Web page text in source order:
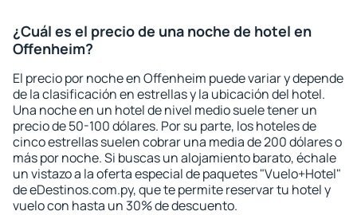
¿Cuál es el precio de una noche de hotel en
Offenheim?
El precio por noche en Offenheim puede variar y depende
de la clasificación en estrellas y la ubicación del hotel.
Una noche en un hotel de nivel medio suele tener un
precio de 50-100 dólares. Por su parte, los hoteles de
cinco estrellas suelen cobrar una media de 200 dólares o
más por noche. Si buscas un alojamiento barato, échale
un vistazo a la oferta especial de paquetes "Vuelo+Hotel"
de eDestinos.com.py, que te permite reservar tu hotel y
vuelo con hasta un 30% de descuento.